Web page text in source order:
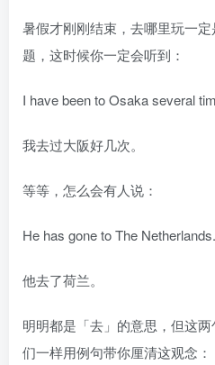
暑假才刚刚结束，去哪里玩一
题，这时候你一定会听到：
I have been to Osaka several
我去过大阪好几次。
等等，怎么会有人说：
He has gone to The Netherlands.
他去了荷兰。
明明都是「去」的意思，但这
们一样用例句带你厘清这观念：